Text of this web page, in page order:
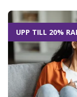
UPP TILL 20%